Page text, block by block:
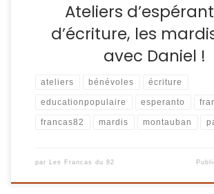
Ateliers
d’écriture, les
avec Daniel !
ateliers bénévoles écriture
educationpopulaire esperanto
francas82 mardis montauban
par Les Francas du 82